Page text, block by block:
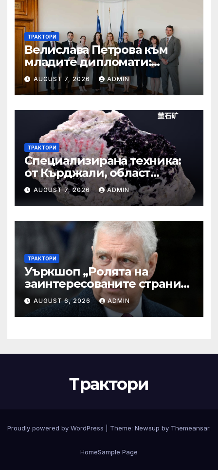
ТРАКТОРИ
Велислава Петрова към
младите дипломати:
Бъдете смели, уверени и
винаги отстоявайте
интересите на България
AUGUST 7, 2026 ADMIN
ТРАКТОРИ
Специализирана техника:
от Кърджали, област
Кърджали Втора ръка и
нови с ТОП цени онлайн от
цяла България — Bazar.bg
AUGUST 7, 2026 ADMIN
ТРАКТОРИ
Уъркшоп „Ролята на
заинтересованите страни
във външното осигуряване
на качеството“
AUGUST 6, 2026 ADMIN
Трактори
Proudly powered by WordPress Theme: Newsup by Themeansar.
HomeSample Page